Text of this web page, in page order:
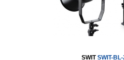
SWITSWIT-